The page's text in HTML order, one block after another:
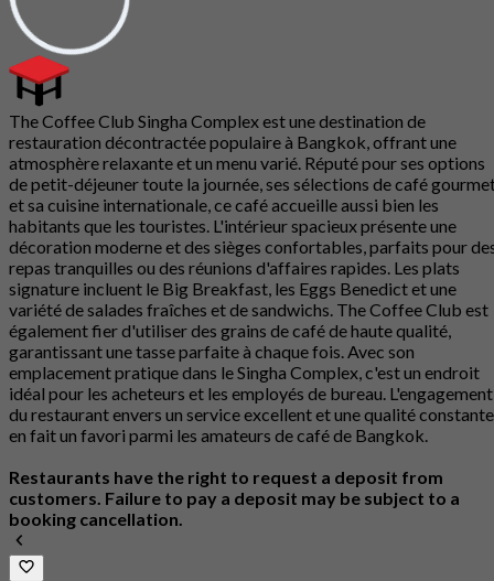
The Coffee Club Singha Complex est une destination de
restauration décontractée populaire à Bangkok, offrant une
atmosphère relaxante et un menu varié. Réputé pour ses options
de petit-déjeuner toute la journée, ses sélections de café
et sa cuisine internationale, ce café accueille aussi bien les
habitants que les touristes. L'intérieur spacieux présente une
décoration moderne et des sièges confortables, parfaits pour
repas tranquilles ou des réunions d'affaires rapides. Les plats
signature incluent le Big Breakfast, les Eggs Benedict et une
variété de salades fraîches et de sandwichs. The Coffee Club est
également fier d'utiliser des grains de café de haute qualité,
garantissant une tasse parfaite à chaque fois. Avec son
emplacement pratique dans le Singha Complex, c'est un endroit
idéal pour les acheteurs et les employés de bureau. L'engagement
du restaurant envers un service excellent et une qualité constante
en fait un favori parmi les amateurs de café de Bangkok.
Restaurants have the right to request a deposit from
customers. Failure to pay a deposit may be subject to a
booking cancellation.